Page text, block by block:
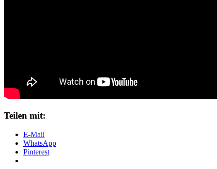
Teilen mit:
E-Mail
WhatsApp
Pinterest